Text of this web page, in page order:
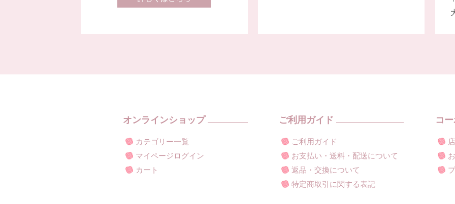
オンラインショップ
カテゴリー一覧
マイページログイン
カート
ご利用ガイド
ご利用ガイド
お支払い・送料・配送について
返品・交換について
特定商取引に関する表記
コ